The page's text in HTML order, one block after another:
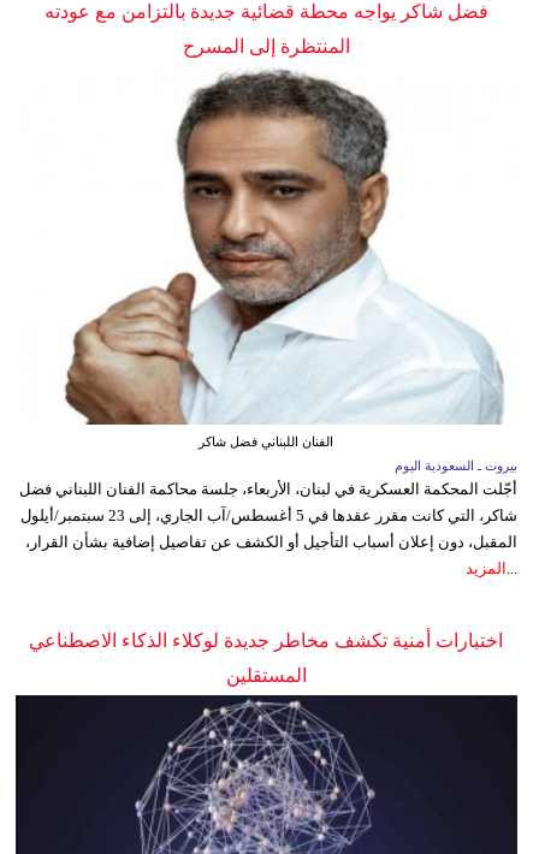
فضل شاكر يواجه محطة قضائية جديدة بالتزامن مع عودته
المنتظرة إلى المسرح
الفنان اللبناني فضل شاكر
بيروت ـ السعودية اليوم
أجّلت المحكمة العسكرية في لبنان، الأربعاء، جلسة محاكمة الفنان اللبناني فضل
شاكر، التي كانت مقرر عقدها في 5 أغسطس/آب الجاري، إلى 23 سبتمبر/أيلول
المقبل، دون إعلان أسباب التأجيل أو الكشف عن تفاصيل إضافية بشأن القرار،
المزيد
اختبارات أمنية تكشف مخاطر جديدة لوكلاء الذكاء الاصطناعي
المستقلين